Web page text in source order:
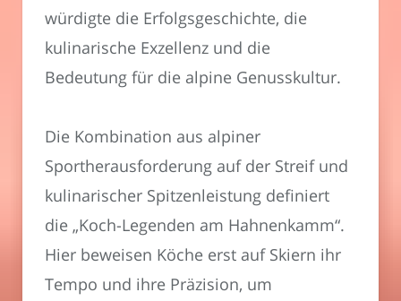
würdigte die Erfolgsgeschichte, die
kulinarische Exzellenz und die
Bedeutung für die alpine Genusskultur.
Die Kombination aus alpiner
Sportherausforderung auf der Streif und
kulinarischer Spitzenleistung definiert
die „Koch-Legenden am Hahnenkamm“.
Hier beweisen Köche erst auf Skiern ihr
Tempo und ihre Präzision, um